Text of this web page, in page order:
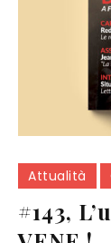
Attualità
#143,